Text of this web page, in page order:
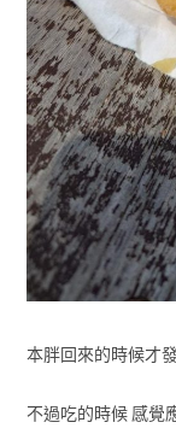
本胖回來的時候才
不過吃的時候 感覺